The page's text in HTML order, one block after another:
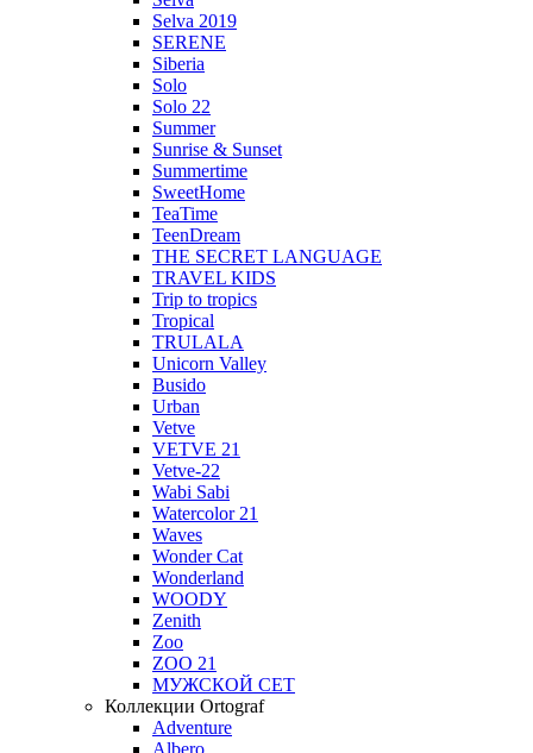
Selva 2019
SERENE
Siberia
Solo
Solo 22
Summer
Sunrise & Sunset
Summertime
SweetHome
TeaTime
TeenDream
THE SECRET LANGUAGE
TRAVEL KIDS
Trip to tropics
Tropical
TRULALA
Unicorn Valley
Busido
Urban
Vetve
VETVE 21
Vetve-22
Wabi Sabi
Watercolor 21
Waves
Wonder Cat
Wonderland
WOODY
Zenith
Zoo
ZOO 21
МУЖСКОЙ СЕТ
Коллекции Ortograf
Adventure
Albero